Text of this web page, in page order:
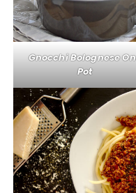
Gnocchi Bolognese
Pot